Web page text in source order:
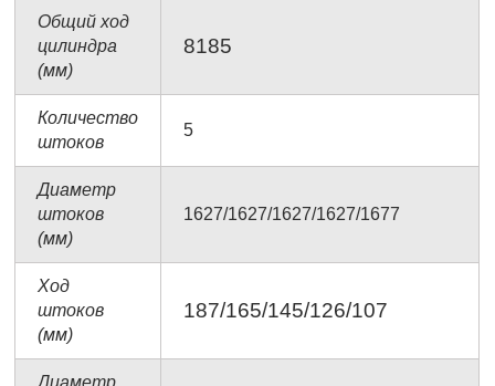
Общий ход
цилиндра
(мм)
8185
Количество
штоков
5
Диаметр
штоков
(мм)
1627/1627/1627/1627/1677
Ход
штоков
(мм)
187/165/145/126/107
Диаметр